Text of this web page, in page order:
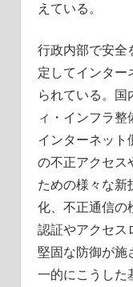
えている。
行政内部で安全
定してインター
られている。
ィ・インフラ整
インターネット
の不正アクセス
ための様々な新
化、不正通信の
認証やアクセス
堅固な防御が施
一的にこうした